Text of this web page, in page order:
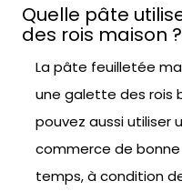
Quelle pâte
des rois maison ?
La pâte feuilletée
une galette des rois
pouvez aussi utiliser
commerce de
temps, à condition